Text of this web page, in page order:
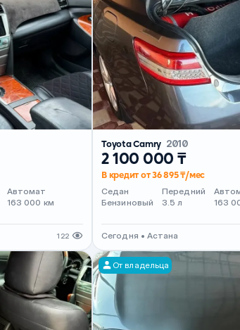
Автомат
163 000 км
122
Toyota Camry 2010
2 100 000 ₸
В кредит от 36 895 ₸/мес
Седан
Бензиновый
Передний
3.5 л
163
Сегодня • Астана
От владельца